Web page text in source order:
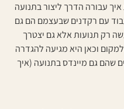
עבורה הדרך ליצור בתנועה
עם רקדנים שבעצמם הם גם
רק תנועות אלא גם יצטרך
וכאן היא מגיעה להגדרה
שהם גם מיינדס בתנועה (איך